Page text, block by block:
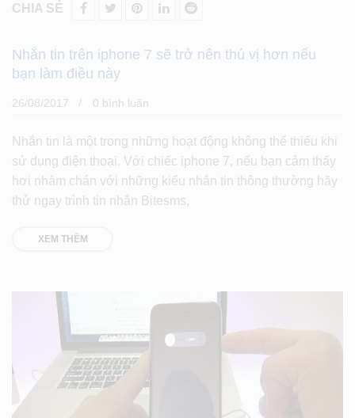
CHIA SẺ
Nhắn tin trên iphone 7 sẽ trở nên thú vị hơn nếu
bạn làm điều này
26/08/2017 0 bình luân
Nhắn tin là một trong những hoạt động không thể thiếu khi
sử dụng điện thoại. Với chiếc iphone 7, nếu bạn cảm thấy
hơi nhàm chán với những kiểu nhắn tin thông thường hãy
thử ngay trình tin nhắn Bitesms,
XEM THÊM